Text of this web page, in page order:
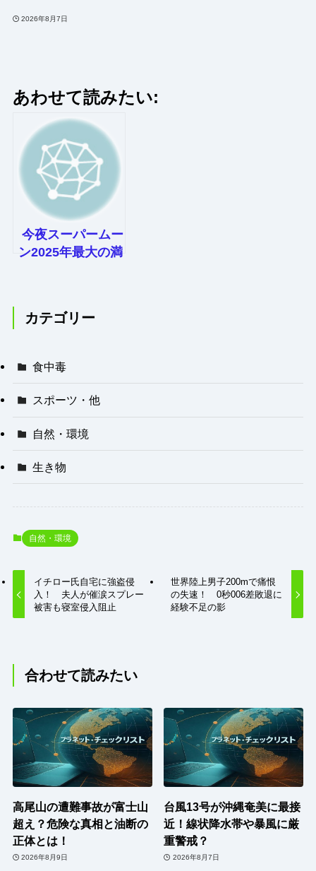
2026年8月7日
あわせて読みたい:
今夜スーパームー
ン2025年最大の満
カテゴリー
食中毒
スポーツ・他
自然・環境
生き物
自然・環境
イチロー氏自宅に強盗侵
入！ 夫人が催涙スプレー
被害も寝室侵入阻止
世界陸上男子200mで痛恨
の失速！ 0秒006差敗退に
経験不足の影
合わせて読みたい
高尾山の遭難事故が富士山
超え？危険な真相と油断の
正体とは！
2026年8月9日
台風13号が沖縄奄美に最接
近！線状降水帯や暴風に厳
重警戒？
2026年8月7日